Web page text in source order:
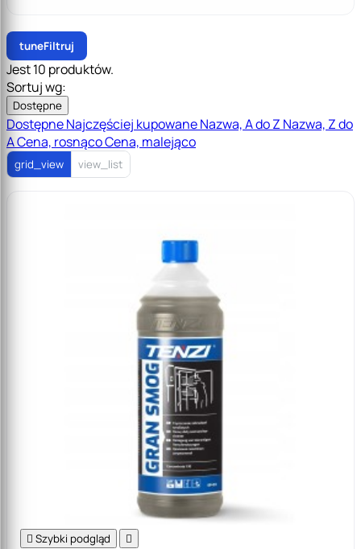
tuneFiltruj
Jest 10 produktów.
Sortuj wg:
Dostępne
DostępneNajczęściej kupowaneNazwa, A do Z Nazwa, Z do
ACena, rosnącoCena, malejąco
grid_view view_list
 Szybki podgląd 